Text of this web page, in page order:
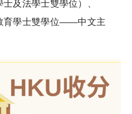
及法學士雙學位）、
育學士雙學位——中文主